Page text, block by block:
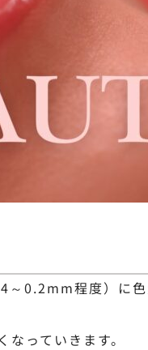
～0.2mm程度）に
っていきます。